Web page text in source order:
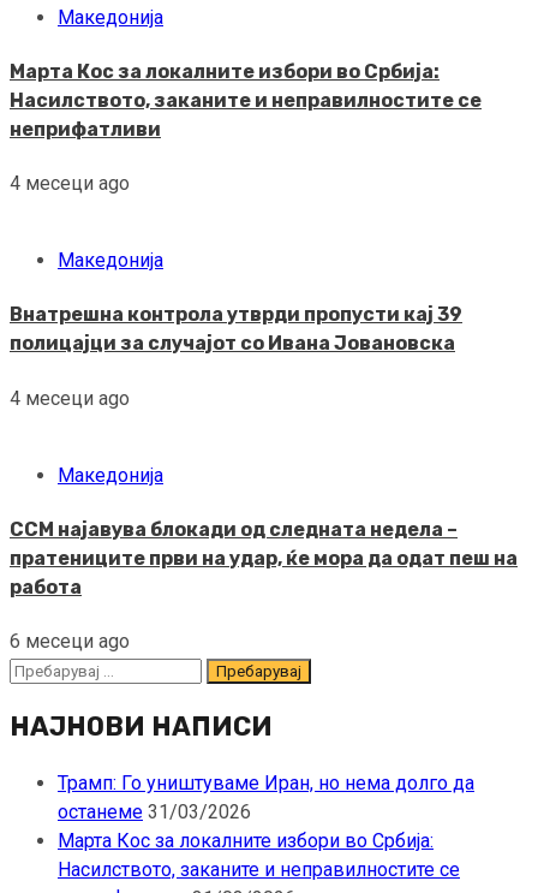
Македонија
Марта Кос за локалните избори во Србија:
Насилството, заканите и неправилностите се
неприфатливи
4 месеци ago
Македонија
Внатрешна контрола утврди пропусти кај 39
полицајци за случајот со Ивана Јовановска
4 месеци ago
Македонија
ССМ најавува блокади од следната недела –
пратениците први на удар, ќе мора да одат пеш на
работа
6 месеци ago
Пребарувај
НАЈНОВИ НАПИСИ
Трамп: Го уништуваме Иран, но нема долго да
останеме 31/03/2026
Марта Кос за локалните избори во Србија:
Насилството, заканите и неправилностите се